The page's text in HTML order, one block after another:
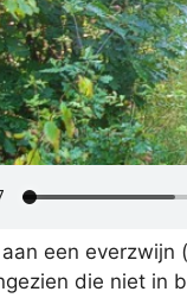
een everzwijn
die niet in